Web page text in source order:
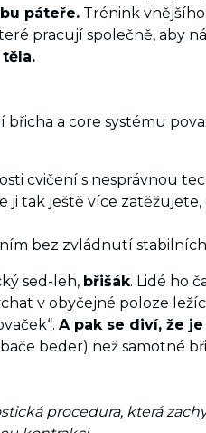
páteře.Trénink
pracují společně, aby
břicha a core systému
cvičení s nesprávnou
ji tak ještě více zatěžujete,
bez zvládnutí
sed-leh, břišák. Lidé ho
v obyčejné poloze
A pak se diví, že
beder) než samotné
procedura, která